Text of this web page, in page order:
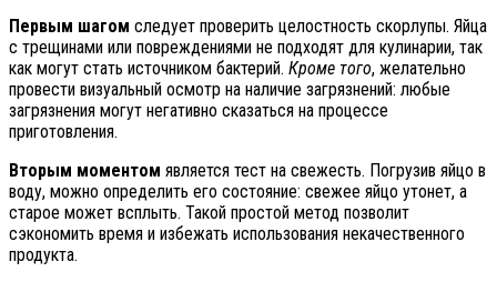
Первым шагом следует проверить целостность скорлупы. Яйца
с трещинами или повреждениями не подходят для кулинарии, так
как могут стать источником бактерий. Кроме того, желательно
провести визуальный осмотр на наличие загрязнений: любые
загрязнения могут негативно сказаться на процессе
приготовления.
Вторым моментом является тест на свежесть. Погрузив яйцо в
воду, можно определить его состояние: свежее яйцо утонет, а
старое может всплыть. Такой простой метод позволит
сэкономить время и избежать использования некачественного
продукта.